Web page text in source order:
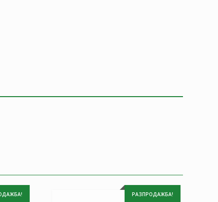
РАЗПРОДАЖБА!